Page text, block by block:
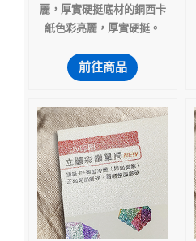
麗，厚實硬挺底材的銅西卡
紙色彩亮麗，厚實硬挺。
前往商品